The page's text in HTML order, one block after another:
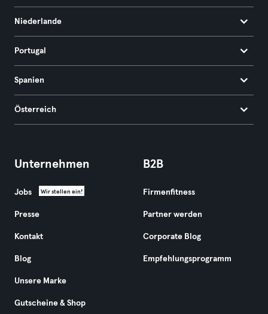
Niederlande
Portugal
Spanien
Österreich
Unternehmen
Jobs Wir stellen ein!
Presse
Kontakt
Blog
Unsere Marke
Gutscheine & Shop
B2B
Firmenfitness
Partner werden
Corporate Blog
Empfehlungsprogramm